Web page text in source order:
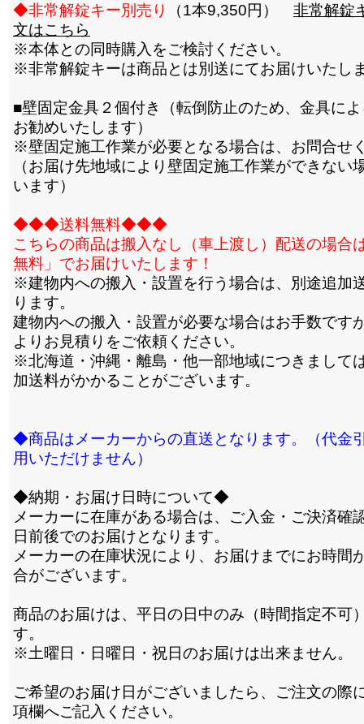
◆非常解錠キー別売り
（1本9,350円） 非常解錠
文はこちら
※本体との同時購入をご検討ください。
※非常解錠キーは商品とは別送にてお届けいたし
■壁固定金具２個付き（転倒防止のため、金具に
お勧めいたします）
※壁固定施工作業が必要となる場合は、お問合せ
（お届け先地域により壁固定施工作業ができない
います）
◆◆◆送料無料◆◆◆
こちらの商品は搬入なし（車上渡し）配送の場合
無料」でお届けいたします！
※建物内への搬入・設置を行う場合は、別途追加
ります。
建物内への搬入・設置が必要な場合はお手数です
よりお見積りをご依頼ください。
※北海道・沖縄・離島・他一部地域につきまして
加送料がかかることがございます。
◆商品はメーカーからの直送となります。（代金
用いただけません）
◆納期・お届け日時について◆
メーカーに在庫がある場合は、ご入金・ご決済確
日前後でのお届けとなります。
メーカーの在庫状況により、お届けまでにお時間
合がございます。
商品のお届けは、平日の日中のみ（時間指定不可
す。
※土曜日・日曜日・祝日のお届けは出来ません。
ご希望のお届け日がございましたら、ご注文の際
項欄へご記入ください。